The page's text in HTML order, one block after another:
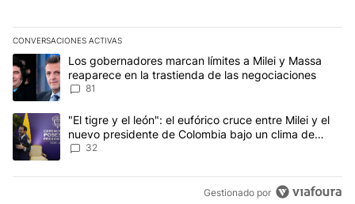
CONVERSACIONES ACTIVAS
Este listado muestra los artículos con más comentarios en los
Un artículo de tendencia con el título "Los gobernadores marcan
Los gobernadores marcan límites a Milei y Massa
reaparece en la trastienda de las negociaciones
81
Un artículo de tendencia con el título ""El tigre y el león": el
"El tigre y el león": el eufórico cruce entre Milei y el
nuevo presidente de Colombia bajo un clima de
máxima tensión
32
Gestionado por